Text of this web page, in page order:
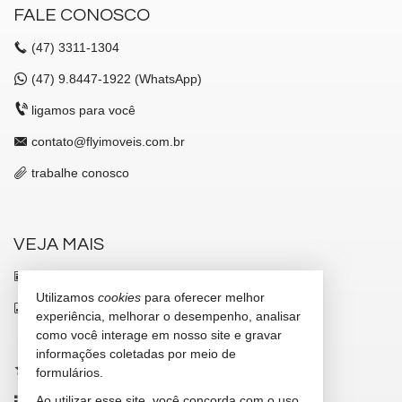
FALE CONOSCO
(47) 3311-1304
(47) 9.8447-1922 (WhatsApp)
ligamos para você
contato@flyimoveis.com.br
trabalhe conosco
VEJA MAIS
indicadores financeiros
cadastre seu imóvel
imóveis favoritos
Utilizamos cookies para oferecer melhor
experiência, melhorar o desempenho, analisar
como você interage em nosso site e gravar
informações coletadas por meio de
formulários.